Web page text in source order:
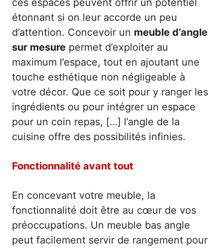
étonnant si on leur accorde un peu
d’attention. Concevoir un meuble d’angle
sur mesure permet d’exploiter au
maximum l’espace, tout en ajoutant une
touche esthétique non négligeable à
votre décor. Que ce soit pour y ranger les
ingrédients ou pour intégrer un espace
pour un coin repas, […] l’angle de la
cuisine offre des possibilités infinies.
Fonctionnalité avant tout
En concevant votre meuble, la
fonctionnalité doit être au cœur de vos
préoccupations. Un meuble bas angle
peut facilement servir de rangement pour